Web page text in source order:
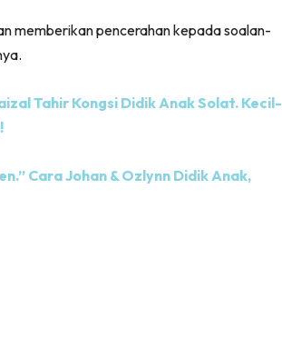
memberikan pencerahan kepada soalan-
Tahir Kongsi Didik Anak Solat. Kecil-
Cara Johan & Ozlynn Didik Anak,